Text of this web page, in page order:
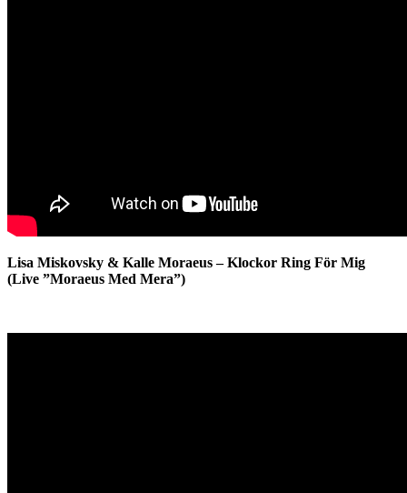
Lisa Miskovsky & Kalle Moraeus – Klockor Ring För Mig
(Live ”Moraeus Med Mera”)